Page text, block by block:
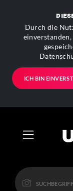
Durch die
ICH BIN